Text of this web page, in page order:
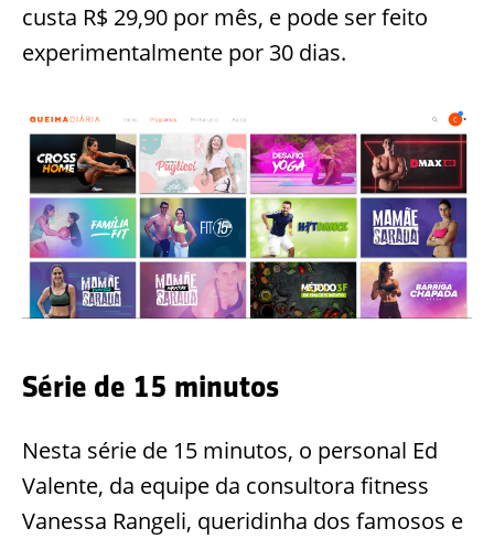
custa R$ 29,90 por mês, e pode ser feito
experimentalmente por 30 dias.
Série de 15 minutos
Nesta série de 15 minutos, o personal Ed
Valente, da equipe da consultora fitness
Vanessa Rangeli, queridinha dos famosos e